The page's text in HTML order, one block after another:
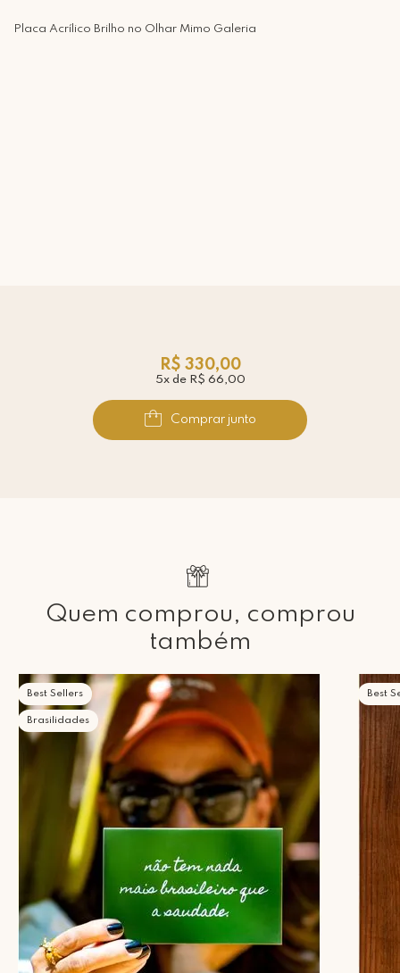
Placa Acrílico Brilho no Olhar Mimo Galeria
R$ 330,00
5x de R$ 66,00
Comprar junto
Quem comprou, comprou
também
Best Sellers
Brasilidades
Best